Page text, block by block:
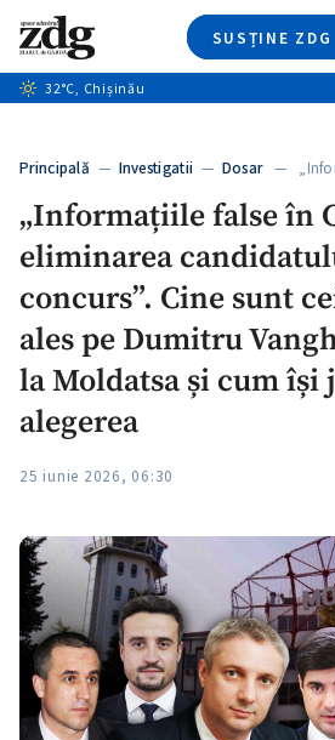
SUSȚINE ZDG
+11
Caută
32°C, Chișinău
Principală — Investigatii — Dosar—
„Informațiile false în
eliminarea
concurs”. Cine sunt
ales pe Dumitru
la Moldatsa și cum își
alegerea
25 iunie 2026, 06:30